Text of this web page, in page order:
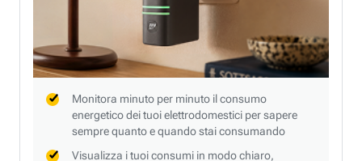
Monitora minuto per minuto il consumo
energetico dei tuoi elettrodomestici per sapere
sempre quanto e quando stai consumando
Visualizza i tuoi consumi in modo chiaro,